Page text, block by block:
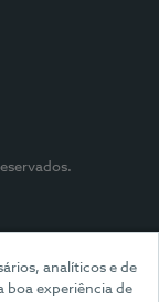
analíticos e de
boa experiência de